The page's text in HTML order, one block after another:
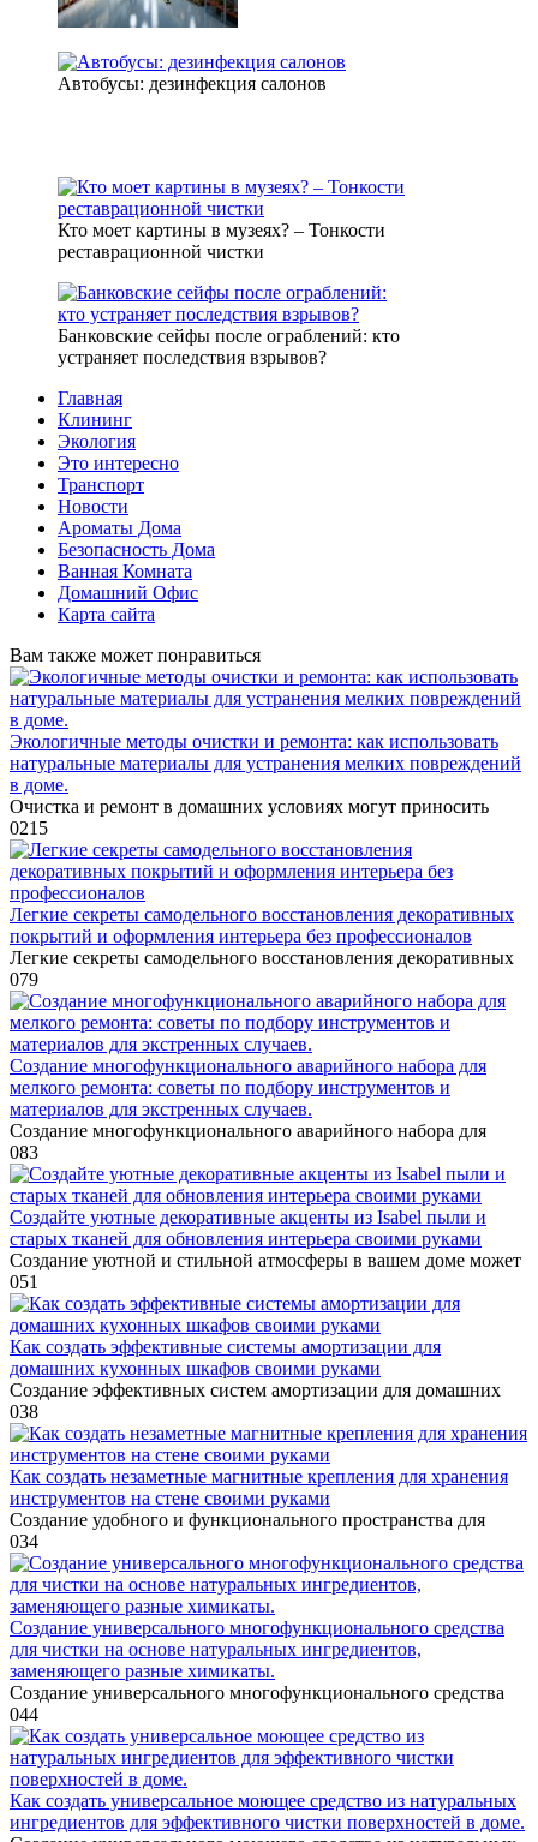
Автобусы: дезинфекция салонов
Кто моет картины в музеях? – Тонкости
реставрационной чистки
Банковские сейфы после ограблений: кто
устраняет последствия взрывов?
Главная
Клининг
Экология
Это интересно
Транспорт
Новости
Ароматы Дома
Безопасность Дома
Ванная Комната
Домашний Офис
Карта сайта
Вам также может понравиться
Экологичные методы очистки и ремонта: как использовать
натуральные материалы для устранения мелких повреждений
в доме.
Очистка и ремонт в домашних условиях могут приносить
0215
Легкие секреты самодельного восстановления декоративных
покрытий и оформления интерьера без профессионалов
Легкие секреты самодельного восстановления декоративных
079
Создание многофункционального аварийного набора для
мелкого ремонта: советы по подбору инструментов и
материалов для экстренных случаев.
Создание многофункционального аварийного набора для
083
Создайте уютные декоративные акценты из Isabel пыли и
старых тканей для обновления интерьера своими руками
Создание уютной и стильной атмосферы в вашем доме может
051
Как создать эффективные системы амортизации для
домашних кухонных шкафов своими руками
Создание эффективных систем амортизации для домашних
038
Как создать незаметные магнитные крепления для хранения
инструментов на стене своими руками
Создание удобного и функционального пространства для
034
Создание универсального многофункционального средства
для чистки на основе натуральных ингредиентов,
заменяющего разные химикаты.
Создание универсального многофункционального средства
044
Как создать универсальное моющее средство из натуральных
ингредиентов для эффективного чистки поверхностей в доме.